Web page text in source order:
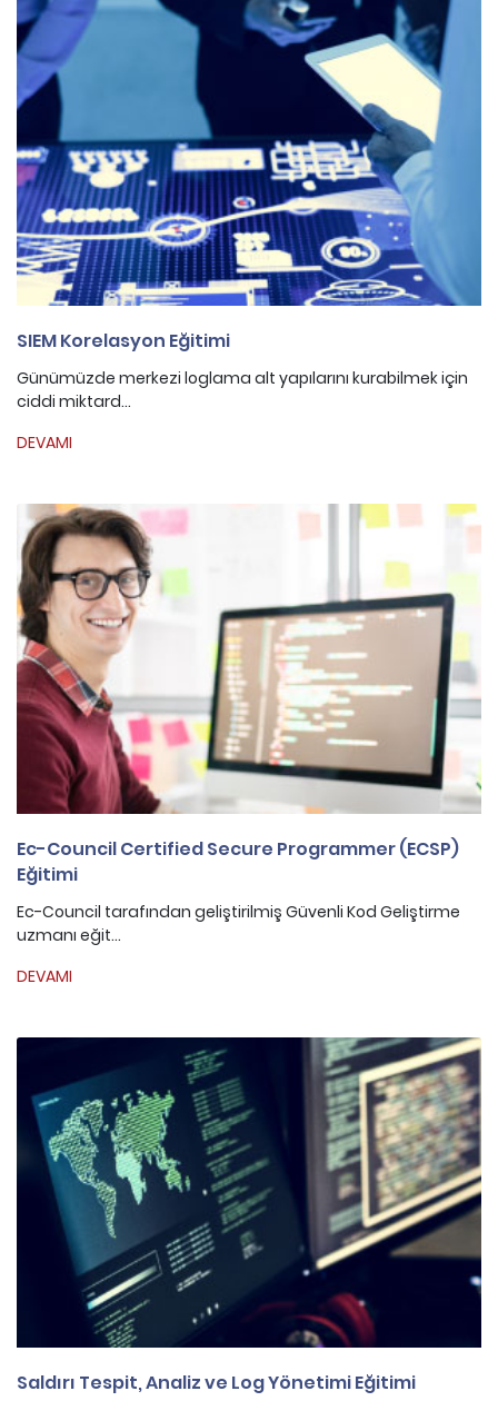
SIEM Korelasyon Eğitimi
Günümüzde merkezi loglama alt yapılarını kurabilmek için
ciddi miktard...
DEVAMI
Ec-Council Certified Secure Programmer (ECSP)
Eğitimi
Ec-Council tarafından geliştirilmiş Güvenli Kod Geliştirme
uzmanı eğit...
DEVAMI
Saldırı Tespit, Analiz ve Log Yönetimi Eğitimi